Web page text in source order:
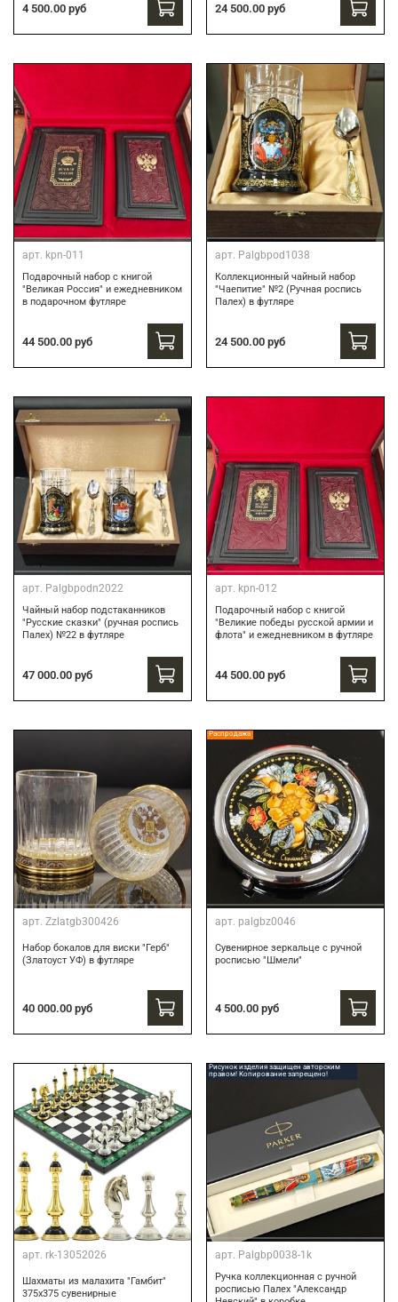
4 500.00 руб 24 500.00 руб
арт. kpn-011
Подарочный набор с книгой
"Великая Россия" и ежедневником
в подарочном футляре
44 500.00 руб
арт. Palgbpod1038
Коллекционный чайный набор
"Чаепитие" №2 (Ручная роспись
Палех) в футляре
24 500.00 руб
арт. Palgbpodn2022
Чайный набор подстаканников
"Русские сказки" (ручная роспись
Палех) №22 в футляре
47 000.00 руб
арт. kpn-012
Подарочный набор c книгой
"Великие победы русской армии и
флота" и ежедневником в футляре
44 500.00 руб
арт. Zzlatgb300426
Набор бокалов для виски "Герб"
(Златоуст УФ) в футляре
40 000.00 руб
Распродажа
арт. palgbz0046
Сувенирное зеркальце с ручной
росписью "Шмели"
4 500.00 руб
арт. rk-13052026
Шахматы из малахита "Гамбит"
375х375 сувенирные
Рисунок изделия защищен авторским
правом! Копирование запрещено!
арт. Palgbp0038-1k
Ручка коллекционная с ручной
росписью Палех "Александр